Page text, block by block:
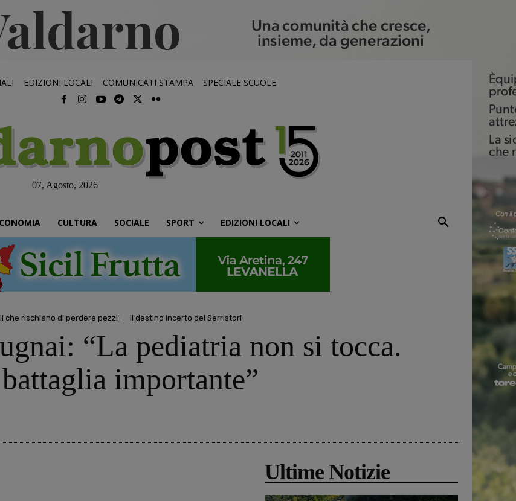
EDIZIONI LOCALI COMUNICATI STAMPA SPECIALE SCUOLE
07, Agosto, 2026
CULTURA SOCIALE SPORT EDIZIONI LOCALI
che rischiano di perdere pezzi Il destino incerto del Serristori
“La pediatria non si tocca.
importante”
Ultime Notizie